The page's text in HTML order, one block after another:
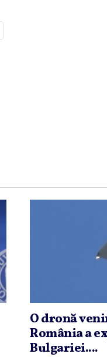
O dronă
România a
Bulgariei....